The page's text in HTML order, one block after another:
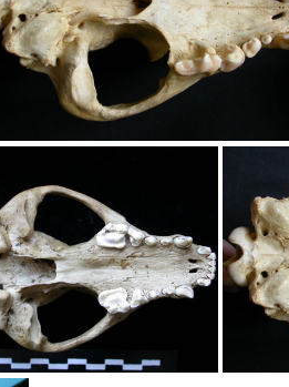
Crâne : vue ventrale